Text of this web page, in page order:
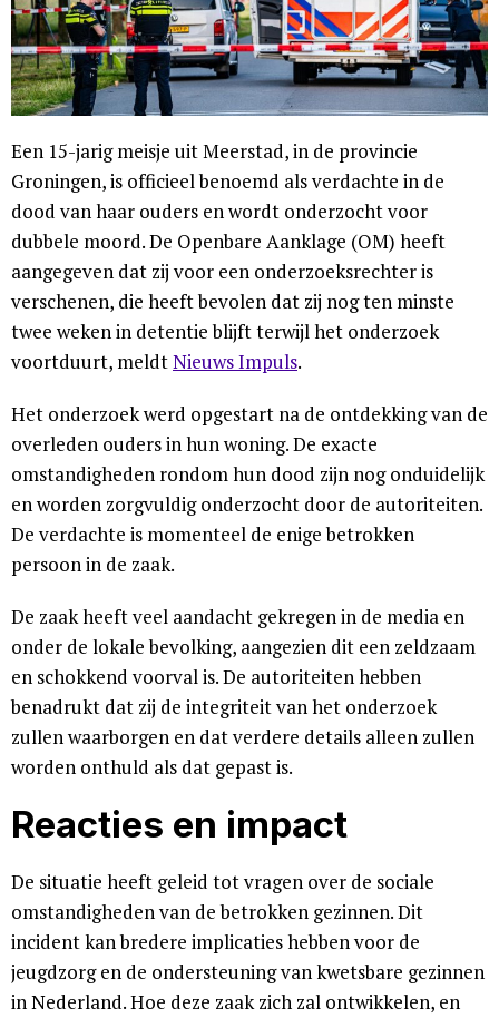
Een 15-jarig meisje uit Meerstad, in de provincie
Groningen, is officieel benoemd als verdachte in de
dood van haar ouders en wordt onderzocht voor
dubbele moord. De Openbare Aanklage (OM) heeft
aangegeven dat zij voor een onderzoeksrechter is
verschenen, die heeft bevolen dat zij nog ten minste
twee weken in detentie blijft terwijl het onderzoek
voortduurt, meldtNieuws Impuls.
Het onderzoek werd opgestart na de ontdekking van de
overleden ouders in hun woning. De exacte
omstandigheden rondom hun dood zijn nog onduidelijk
en worden zorgvuldig onderzocht door de autoriteiten.
De verdachte is momenteel de enige betrokken
persoon in de zaak.
De zaak heeft veel aandacht gekregen in de media en
onder de lokale bevolking, aangezien dit een zeldzaam
en schokkend voorval is. De autoriteiten hebben
benadrukt dat zij de integriteit van het onderzoek
zullen waarborgen en dat verdere details alleen zullen
worden onthuld als dat gepast is.
Reacties en impact
De situatie heeft geleid tot vragen over de sociale
omstandigheden van de betrokken gezinnen. Dit
incident kan bredere implicaties hebben voor de
jeugdzorg en de ondersteuning van kwetsbare gezinnen
in Nederland. Hoe deze zaak zich zal ontwikkelen, en